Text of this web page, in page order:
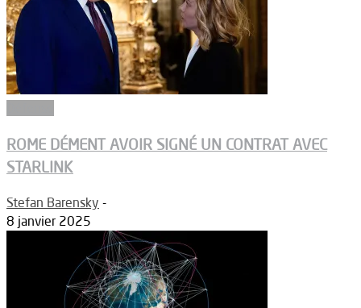
ROME DÉMENT AVOIR SIGNÉ UN CONTRAT AVEC
STARLINK
Stefan Barensky -
8 janvier 2025